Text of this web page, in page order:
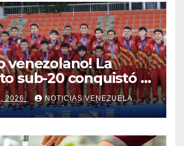
venezolano! La
sub-20 conquistó el
Juegos
y del
unos dramáticos
2026 NOTICIAS VENEZUELA